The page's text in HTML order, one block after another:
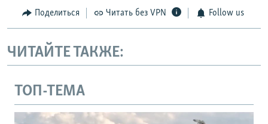
Поделиться Читать без VPN Follow us
ЧИТАЙТЕ ТАКЖЕ:
ТОП-ТЕМА